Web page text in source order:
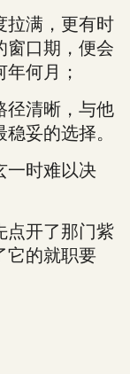
满，更有时
窗口期，便会
何月；
清晰，与他
妥的选择。
时难以决
开了那门紫
它的就职要